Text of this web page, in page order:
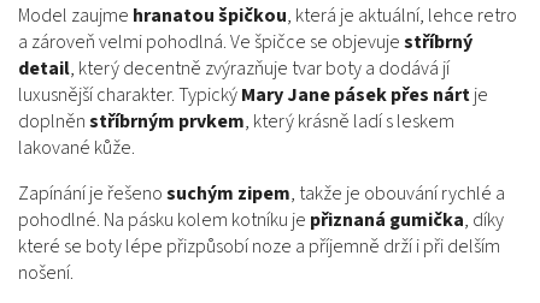
Model zaujme hranatou špičkou, která je aktuální, lehce retro
a zároveň velmi pohodlná. Ve špičce se objevujestříbrný
detail, který decentně zvýrazňuje tvar boty a dodává jí
luxusnější charakter. TypickýMary Jane pásek přes nártje
doplněnstříbrným prvkem, který krásně ladí s leskem
lakované kůže.
Zapínání je řešenosuchým zipem, takže je obouvání rychlé a
pohodlné. Na pásku kolem kotníku je přiznaná gumička, díky
které se boty lépe přizpůsobí noze a příjemně drží i při delším
nošení.